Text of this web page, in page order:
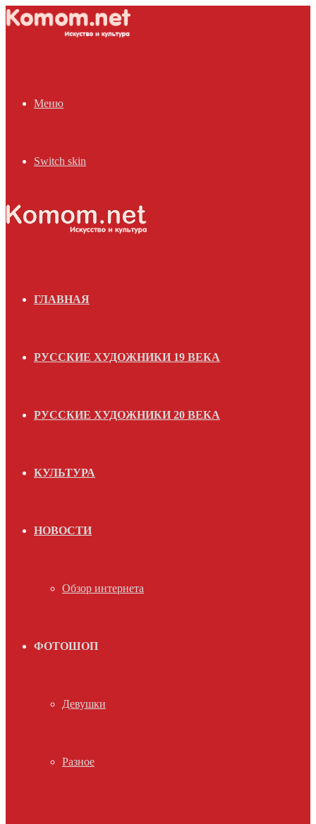
Меню
Switch skin
ГЛАВНАЯ
РУССКИЕ ХУДОЖНИКИ 19 ВЕКА
РУССКИЕ ХУДОЖНИКИ 20 ВЕКА
КУЛЬТУРА
НОВОСТИ
Обзор интернета
ФОТОШОП
Девушки
Разное